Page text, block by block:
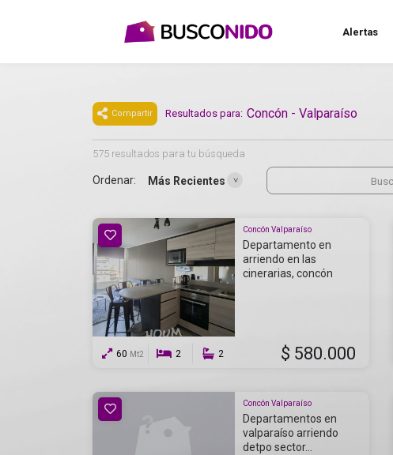
Alertas
Compartir Resultados para: Concón - Valparaíso
575 resultados para tu búsqueda
Ordenar: Más Recientes
Concón Valparaíso
Departamento en
arriendo en las
cinerarias, concón
60 Mt2 2 2 $ 580.000
Concón Valparaíso
Departamentos en
valparaíso arriendo
detpo sector...